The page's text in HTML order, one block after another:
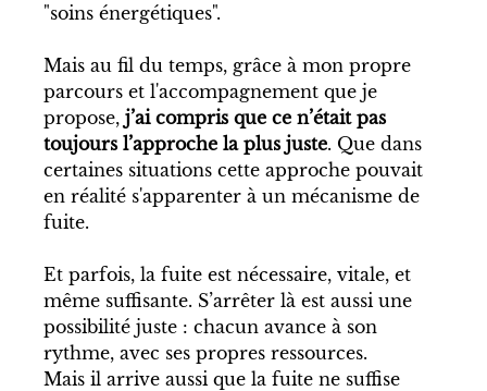
"soins énergétiques".
Mais au fil du temps, grâce à mon propre
parcours et l'accompagnement que je
propose, j’ai compris que ce n’était pas
toujours l’approche la plus juste. Que dans
certaines situations cette approche pouvait
en réalité s'apparenter à un mécanisme de
fuite.
Et parfois, la fuite est nécessaire, vitale, et
même suffisante. S’arrêter là est aussi une
possibilité juste : chacun avance à son
rythme, avec ses propres ressources.
Mais il arrive aussi que la fuite ne suffise